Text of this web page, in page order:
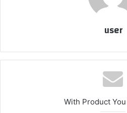
user
With Product